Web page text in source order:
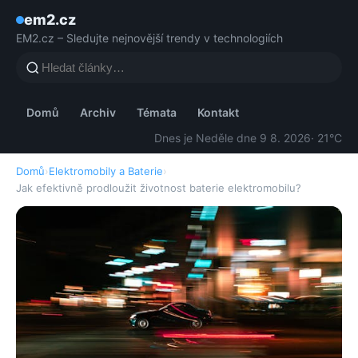
em2.cz
EM2.cz – Sledujte nejnovější trendy v technologiích
Domů Archiv Témata
Kontakt
Dnes je Neděle dne 9 8. 2026· 21°C
Domů›Elektromobily a Baterie›
Jak efektivně prodloužit životnost baterie elektromobilu?